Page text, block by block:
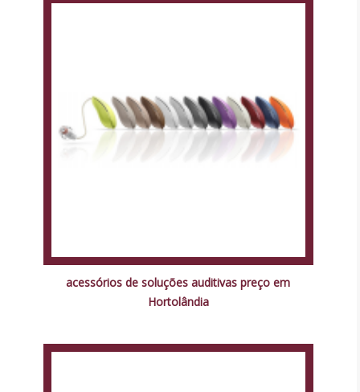
acessórios de soluções auditivas preço em
Hortolândia